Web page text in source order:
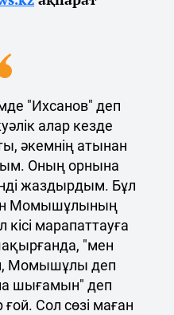
"Ихсанов" деп
алар кезде
әкемнің атынан
Оның орнына
жаздырдым. Бұл
Момышұлының
кісі марапаттауға
"мен
Момышұлы деп
шығамын" деп
Сол сөзі маған